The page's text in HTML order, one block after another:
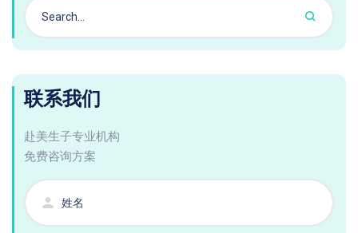
联系我们
赴美生子专业机构
免费咨询方案